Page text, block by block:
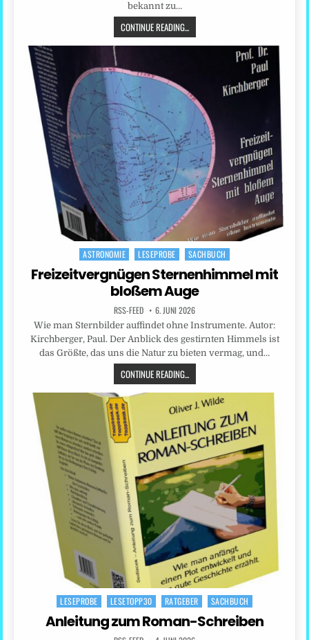
bekannt zu…
CONTINUE READING...
Posted
ASTRONOMIE LESEPROBE SACHBUCH
Freizeitvergnügen Sternenhimmel mit
bloßem Auge
RSS-FEED 6. JUNI 2026
Wie man Sternbilder auffindet ohne Instrumente. Autor:
Kirchberger, Paul. Der Anblick des gestirnten Himmels ist
das Größte, das uns die Natur zu bieten vermag, und…
CONTINUE READING...
Posted
in
LESEPROBE LESETOPP30 RATGEBER SACHBUCH
Anleitung zum Roman-Schreiben